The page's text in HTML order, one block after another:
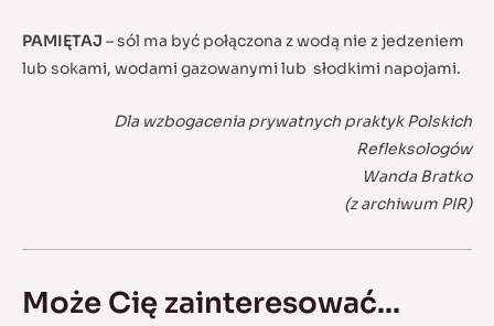
PAMIĘTAJ – sól ma być połączona z wodą nie z jedzeniem
lub sokami, wodami gazowanymi lub słodkimi napojami.
Dla wzbogacenia prywatnych praktyk Polskich
Refleksologów
Wanda Bratko
(z archiwum PIR)
Może Cię zainteresować...